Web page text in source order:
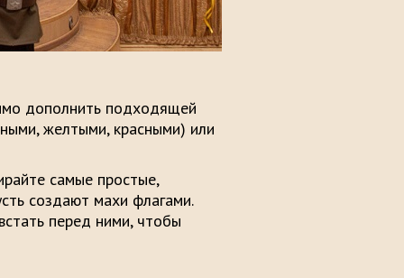
дополнить подходящей
желтыми, красными) или
самые простые,
создают махи флагами.
перед ними, чтобы
синхронные.